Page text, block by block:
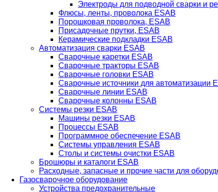
Электроды для подводной сварки и
Флюсы, ленты, проволока ESAB
Порошковая проволока, ESAB
Присадочные прутки, ESAB
Керамические подкладки ESAB
Автоматизация сварки ESAB
Сварочные каретки ESAB
Сварочные тракторы ESAB
Сварочные головки ESAB
Сварочные источники для автоматизации
Сварочные линии ESAB
Сварочные колонны ESAB
Системы резки ESAB
Машины резки ESAB
Процессы ESAB
Программное обеспечение ESAB
Системы управления ESAB
Столы и системы очистки ESAB
Брошюры и каталоги ESAB
Расходные, запасные и прочие части для
Газосварочное оборудование
Устройства предохранительные